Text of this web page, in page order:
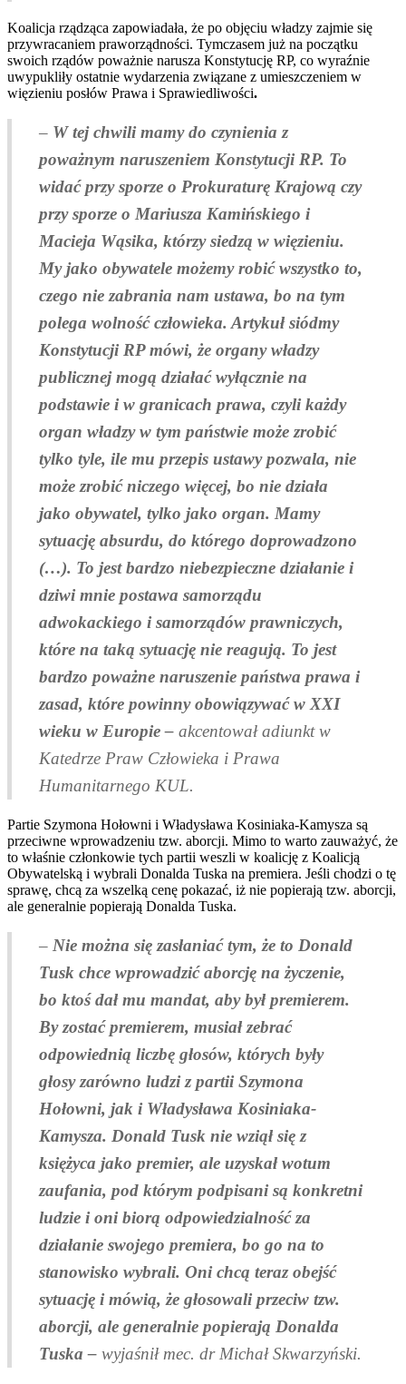
Koalicja rządząca zapowiadała, że po objęciu władzy zajmie się
przywracaniem praworządności. Tymczasem już na początku
swoich rządów poważnie narusza Konstytucję RP, co wyraźnie
uwypukliły ostatnie wydarzenia związane z umieszczeniem w
więzieniu posłów Prawa i Sprawiedliwości.
– W tej chwili mamy do czynienia z
poważnym naruszeniem Konstytucji RP. To
widać przy sporze o Prokuraturę Krajową czy
przy sporze o Mariusza Kamińskiego i
Macieja Wąsika, którzy siedzą w więzieniu.
My jako obywatele możemy robić wszystko to,
czego nie zabrania nam ustawa, bo na tym
polega wolność człowieka. Artykuł siódmy
Konstytucji RP mówi, że organy władzy
publicznej mogą działać wyłącznie na
podstawie i w granicach prawa, czyli każdy
organ władzy w tym państwie może zrobić
tylko tyle, ile mu przepis ustawy pozwala, nie
może zrobić niczego więcej, bo nie działa
jako obywatel, tylko jako organ. Mamy
sytuację absurdu, do którego doprowadzono
(…). To jest bardzo niebezpieczne działanie i
dziwi mnie postawa samorządu
adwokackiego i samorządów prawniczych,
które na taką sytuację nie reagują. To jest
bardzo poważne naruszenie państwa prawa i
zasad, które powinny obowiązywać w XXI
wieku w Europie – akcentował adiunkt w
Katedrze Praw Człowieka i Prawa
Humanitarnego KUL.
Partie Szymona Hołowni i Władysława Kosiniaka-Kamysza są
przeciwne wprowadzeniu tzw. aborcji. Mimo to warto zauważyć, że
to właśnie członkowie tych partii weszli w koalicję z Koalicją
Obywatelską i wybrali Donalda Tuska na premiera. Jeśli chodzi o tę
sprawę, chcą za wszelką cenę pokazać, iż nie popierają tzw. aborcji,
ale generalnie popierają Donalda Tuska.
– Nie można się zasłaniać tym, że to Donald
Tusk chce wprowadzić aborcję na życzenie,
bo ktoś dał mu mandat, aby był premierem.
By zostać premierem, musiał zebrać
odpowiednią liczbę głosów, których były
głosy zarówno ludzi z partii Szymona
Hołowni, jak i Władysława Kosiniaka-
Kamysza. Donald Tusk nie wziął się z
księżyca jako premier, ale uzyskał wotum
zaufania, pod którym podpisani są konkretni
ludzie i oni biorą odpowiedzialność za
działanie swojego premiera, bo go na to
stanowisko wybrali. Oni chcą teraz obejść
sytuację i mówią, że głosowali przeciw tzw.
aborcji, ale generalnie popierają Donalda
Tuska – wyjaśnił mec. dr Michał Skwarzyński.